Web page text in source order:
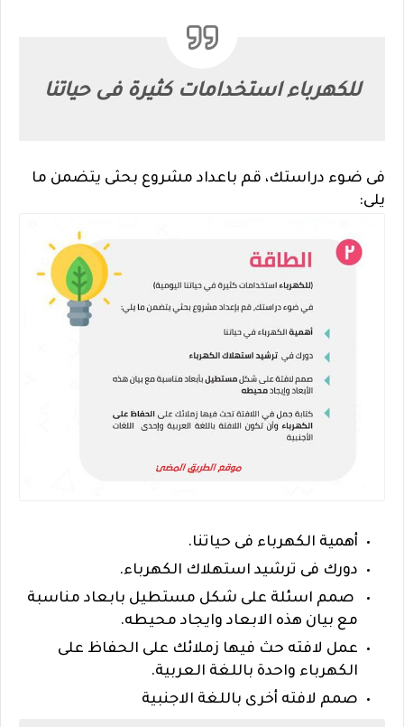
للكهرباء استخدامات كثيرة فى حياتنا
فى ضوء دراستك، قم باعداد مشروع بحثى يتضمن ما
يلى:
أهمية الكهرباء فى حياتنا.
دورك فى ترشيد استهلاك الكهرباء.
صمم اسئلة على شكل مستطيل بابعاد مناسبة
مع بيان هذه الابعاد وايجاد محيطه.
عمل لافته حث فيها زملائك على الحفاظ على
الكهرباء واحدة باللغة العربية.
صمم لافته أخرى باللغة الاجنبية